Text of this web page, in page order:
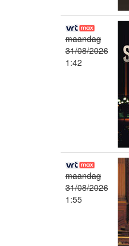
maandag
31/08/2026
1:42
maandag
31/08/2026
1:55